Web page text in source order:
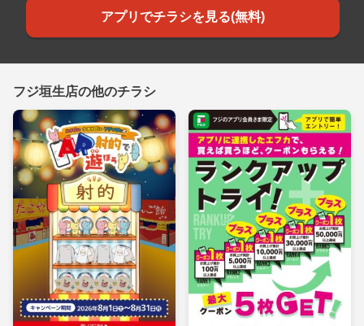
アプリでチラシを見る(無料)
フジ垣生店の他のチラシ